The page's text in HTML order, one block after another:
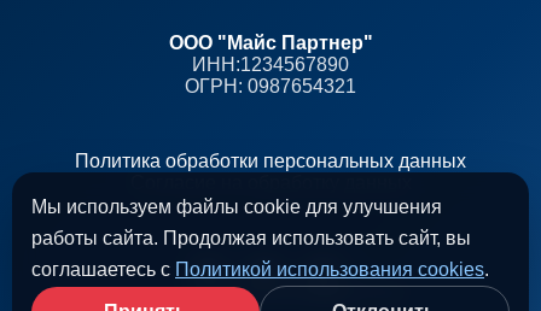
ООО "Майс Партнер"
ИНН:1234567890
ОГРН: 0987654321
Политика обработки персональных данных
Мы используем файлы cookie для улучшения
работы сайта. Продолжая использовать сайт, вы
соглашаетесь с Политикой использования cookies.